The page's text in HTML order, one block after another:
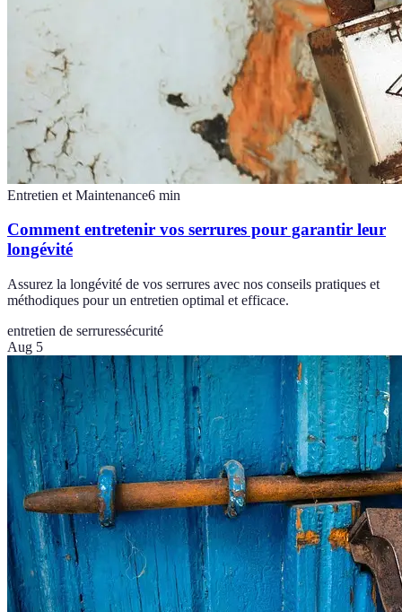
Entretien et Maintenance6 min
Comment entretenir vos serrures pour garantir leur
longévité
Assurez la longévité de vos serrures avec nos conseils pratiques et
méthodiques pour un entretien optimal et efficace.
entretien de serruressécurité
Aug 5